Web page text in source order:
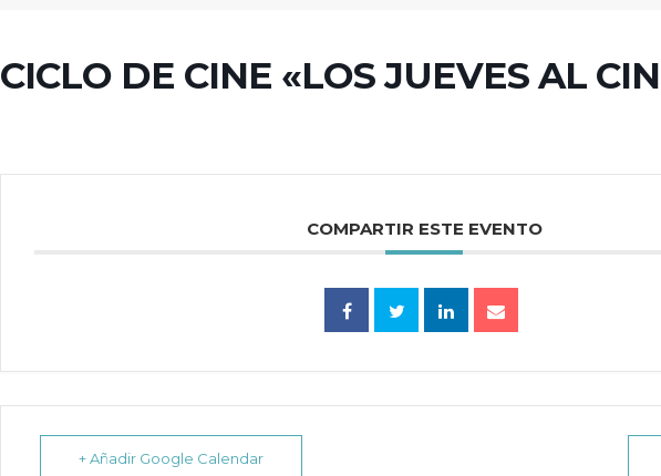
CICLO DE CINE «LOS JUEVES AL
COMPARTIR ESTE EVENTO
+ Añadir Google Calendar